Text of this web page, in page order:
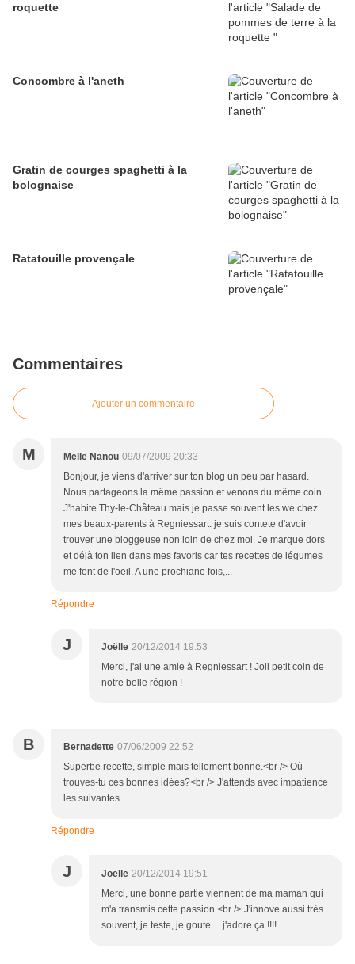
roquette
Concombre à l'aneth
Gratin de courges spaghetti à la
bolognaise
Ratatouille provençale
Commentaires
Ajouter un commentaire
M Melle Nanou 09/07/2009 20:33
Bonjour, je viens d'arriver sur ton blog un peu par hasard.
Nous partageons la même passion et venons du même coin.
J'habite Thy-le-Château mais je passe souvent les we chez
mes beaux-parents à Regniessart. je suis contete d'avoir
trouver une bloggeuse non loin de chez moi. Je marque dors
et déjà ton lien dans mes favoris car tes recettes de légumes
me font de l'oeil. A une prochiane fois,...
Répondre
J Joëlle 20/12/2014 19:53
Merci, j'ai une amie à Regniessart ! Joli petit coin de
notre belle région !
B Bernadette 07/06/2009 22:52
Superbe recette, simple mais tellement bonne.<br /> Où
trouves-tu ces bonnes idées?<br /> J'attends avec impatience
les suivantes
Répondre
J Joëlle 20/12/2014 19:51
Merci, une bonne partie viennent de ma maman qui
m'a transmis cette passion.<br /> J'innove aussi très
souvent, je teste, je goute.... j'adore ça !!!!